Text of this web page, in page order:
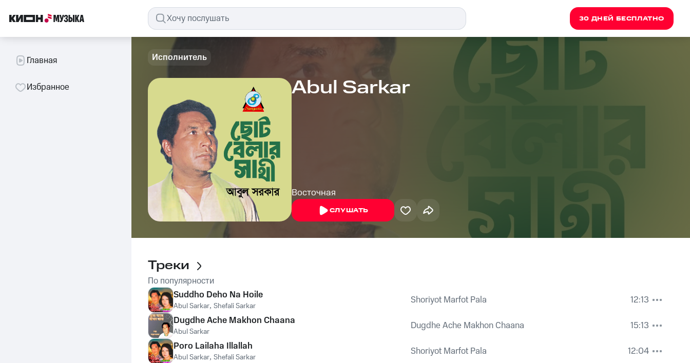
30 ДНЕЙ БЕСПЛАТНО
Главная
Избранное
Исполнитель
Abul Sarkar
Восточная
СЛУШАТЬ
Треки
По популярности
Suddho Deho Na Hoile
Abul Sarkar, Shefali Sarkar Shoriyot Marfot Pala
12:13
Dugdhe Ache Makhon Chaana
Abul Sarkar Dugdhe Ache Makhon Chaana
15:13
Poro Lailaha Illallah
Abul Sarkar, Shefali Sarkar Shoriyot Marfot Pala
12:04